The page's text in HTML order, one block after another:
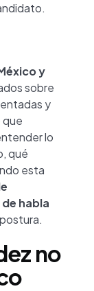
y
sobre
y
que
lo
qué
esta
habla
no